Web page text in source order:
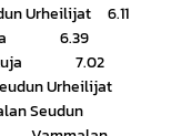
Urheilijat 6.11
6.39
Luja 7.02
Urheilijat
Seudun